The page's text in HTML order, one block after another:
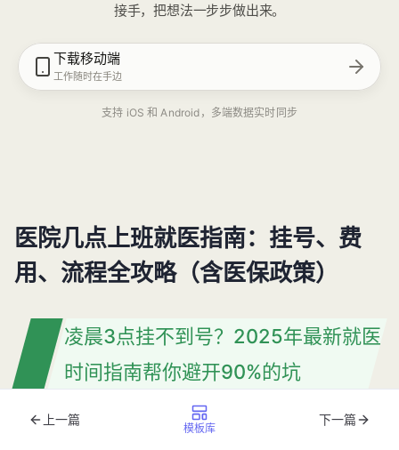
接手，把想法一步步做出来。
下载移动端
工作随时在手边
支持 iOS 和 Android，多端数据实时同步
医院几点上班就医指南：挂号、费
用、流程全攻略（含医保政策）
凌晨3点挂不到号？2025年最新就医
时间指南帮你避开90%的坑
凌晨2点，王女士抱着发烧的孩子冲进医院急诊室，却发现
上一篇
模板库
下一篇